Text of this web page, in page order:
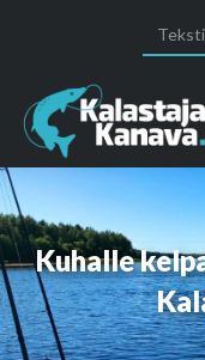
for:
Kuhalle